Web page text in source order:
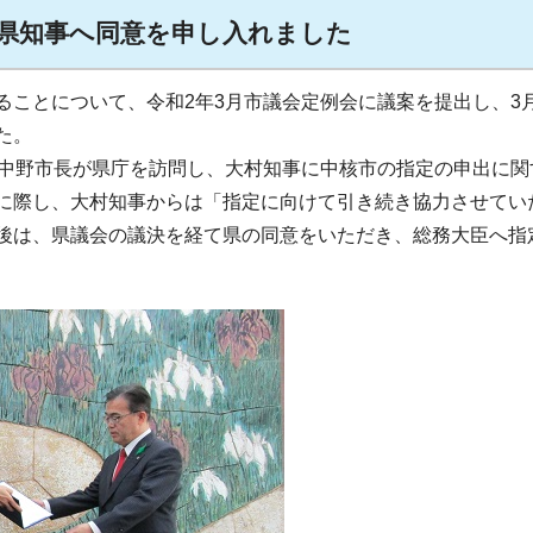
知事へ同意を申し入れました
とについて、令和2年3月市議会定例会に議案を提出し、3
。
市長が県庁を訪問し、大村知事に中核市の指定の申出に関
際し、大村知事からは「指定に向けて引き続き協力させてい
は、県議会の議決を経て県の同意をいただき、総務大臣へ指